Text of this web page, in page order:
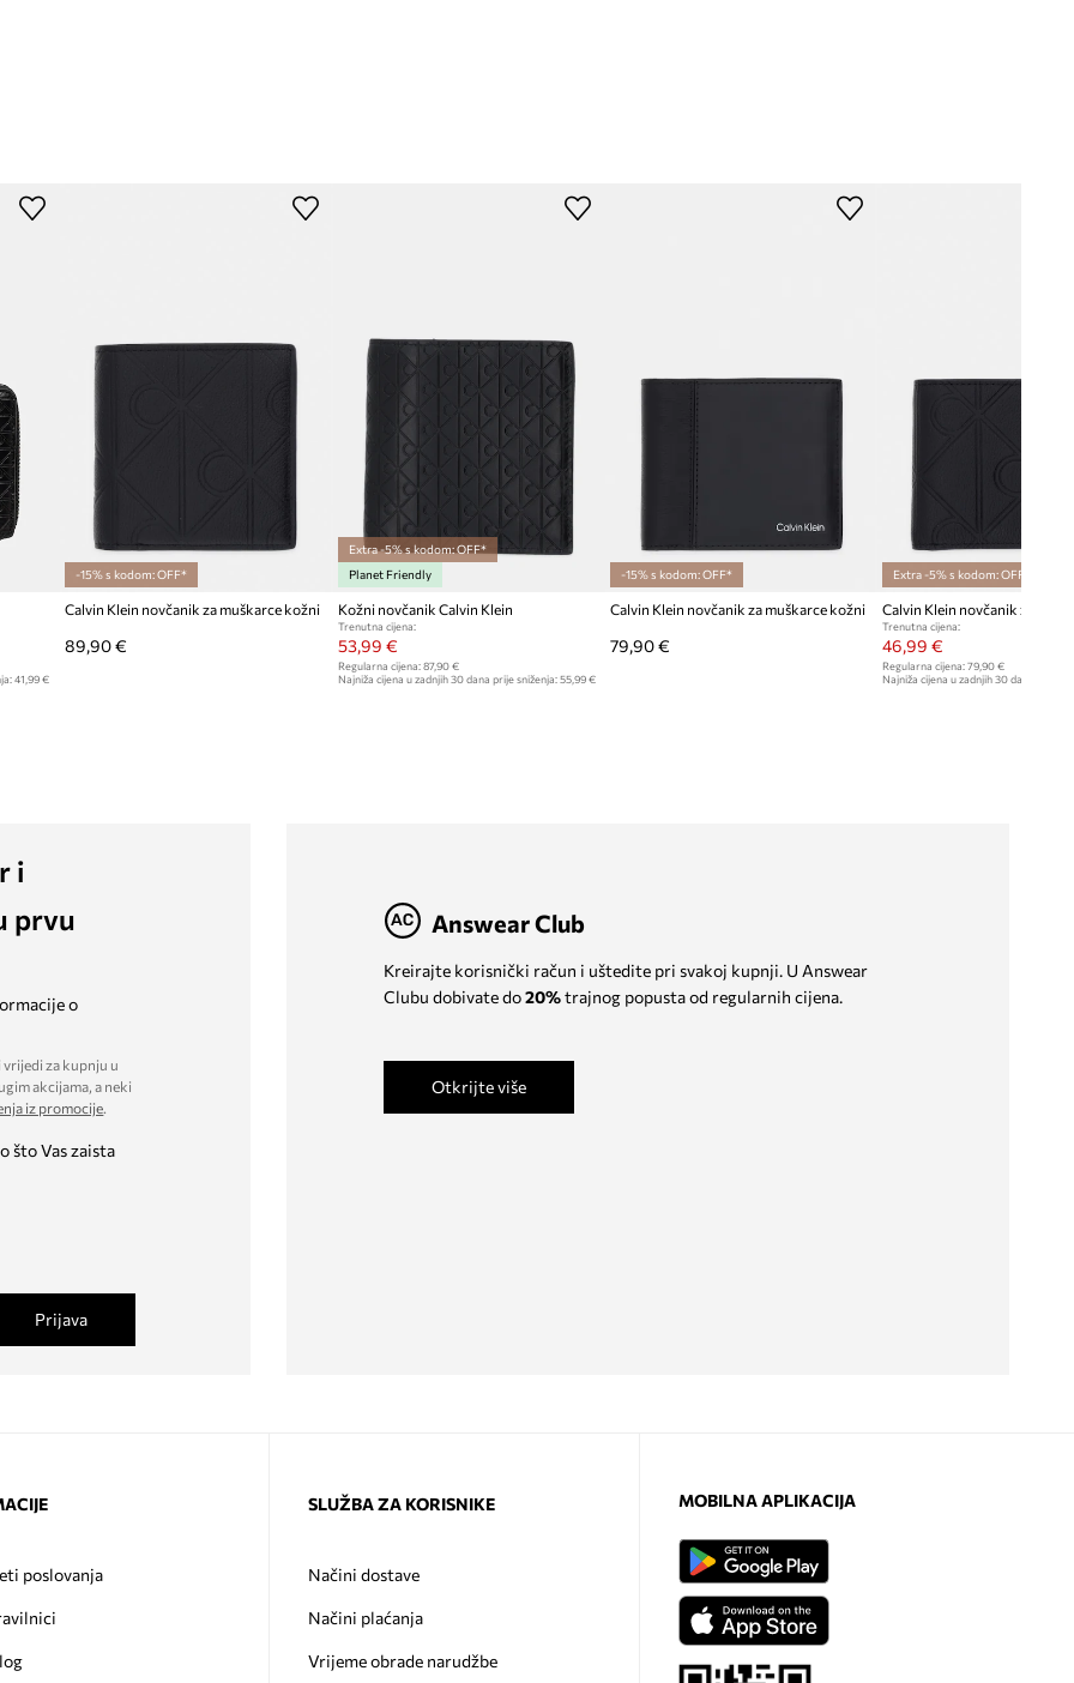
41,99 €
-15% s kodom: OFF*
Calvin Klein novčanik za muškarce kožni
89,90 €
Extra -5% s kodom: OFF*
Planet Friendly
Kožni novčanik Calvin Klein
Trenutna cijena:
53,99 €
Regularna cijena: 87,90 €
Najniža cijena u zadnjih 30 dana prije sniženja: 55,99 €
-15% s kodom: OFF*
Calvin Klein novčanik za muškarce kožni
79,90 €
Extra -5% s kodom: OFF*
Calvin Klein novčanik za
Trenutna cijena:
46,99 €
Regularna cijena: 79,90 €
Najniža cijena u zadnjih 30 dana prije
i
prvu
o
za kupnju u
akcijama, a neki
iz promocije.
što Vas zaista
Prijava
Answear Club
Kreirajte korisnički račun i uštedite pri svakoj kupnji. U Answear
Clubu dobivate do20%trajnog popusta od regularnih cijena.
Otkrijte više
poslovanja
SLUŽBA ZA KORISNIKE
Načini dostave
Načini plaćanja
Vrijeme obrade narudžbe
MOBILNA APLIKACIJA